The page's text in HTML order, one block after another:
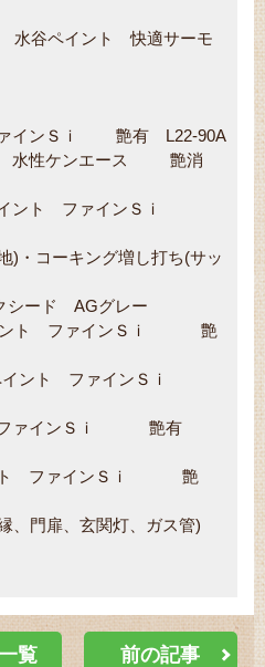
水谷ペイント 快適サーモ
インＳｉ 艶有 L22-90A
性ケンエース 艶消
ント ファインＳｉ
)・コーキング増し打ち(サッ
シード AGグレー
イント ファインＳｉ 艶
ペイント ファインＳｉ
ァインＳｉ 艶有
ファインＳｉ 艶
、門扉、玄関灯、ガス管)
覧 前の記事